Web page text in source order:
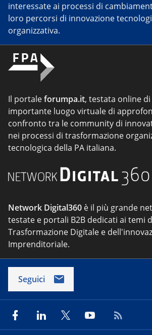
interessate ai processi di
loro percorsi di innovazione
organizzativa.
Il portaleforumpa.it, testata online di
importante luogo virtuale di
confronto tra le community di
nei processi di trasformazione
tecnologica della PA italiana.
Network Digital360 è il più grande
testate e portali B2B dedicati ai temi
Trasformazione Digitale e
Imprenditoriale.
Seguici